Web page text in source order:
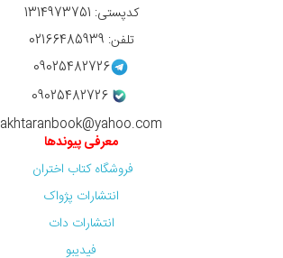
کدپستی: 1314973751
تلفن: 02166485939
09025482726
09025482726
akhtaranbook@yahoo.com
معرفی پیوندها
فروشگاه کتاب اختران
انتشارات پژواک
انتشارات دات
فیدیبو